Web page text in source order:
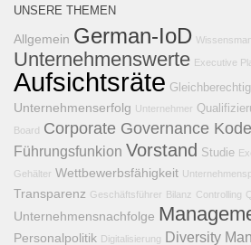
UNSERE THEMEN
Allgemein German-IoD
Unternehmenswerte Executive
Aufsichtsräte
Unternehmenserfolg Unternehmer
Board
Corporate Governance
Führungsfunkion Vorstand Studie
Gehälter Wettbewerbsfähigkeit
Transparenz Geschäftsführer Bilanz Controlling
Unternehmensnachfolge
Personalpolitik Digitalisierung Diversity